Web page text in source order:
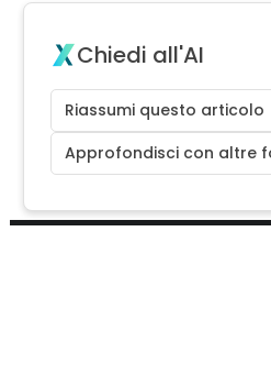
Chiedi all'AI
Riassumi questo articolo
Approfondisci con altre